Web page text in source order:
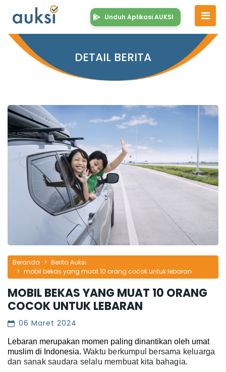
Unduh Aplikasi AUKSI
DETAIL BERITA
Beranda
Berita Auksi
mobil bekas yang muat 10 orang cocok untuk lebaran
MOBIL BEKAS YANG MUAT 10 ORANG
COCOK UNTUK LEBARAN
06 Maret 2024
Lebaran merupakan momen paling dinantikan oleh umat
muslim di Indonesia. Waktu berkumpul bersama keluarga
dan sanak saudara selalu membuat kita bahagia.